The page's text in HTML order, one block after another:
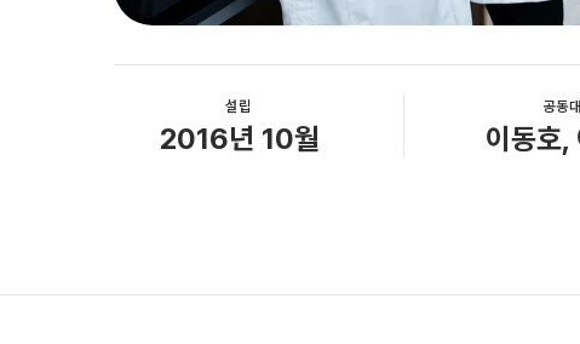
설립
2016년 10월
공동
이동호,